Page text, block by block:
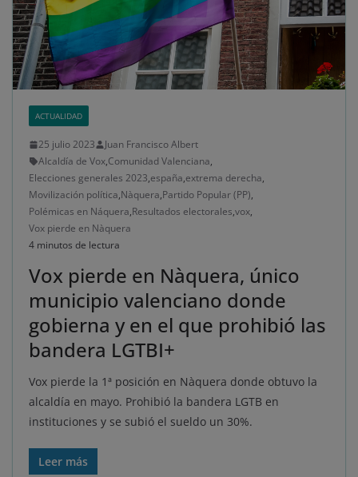
ACTUALIDAD
25 julio 2023
Juan Francisco Albert
Alcaldía de Vox,Comunidad Valenciana,
Elecciones generales 2023,españa,extrema derecha,
Movilización política,Nàquera,Partido Popular (PP),
Polémicas en Náquera,Resultados electorales,vox,
Vox pierde en Nàquera
4 minutos de lectura
Vox pierde en Nàquera, único
municipio valenciano donde
gobierna y en el que prohibió las
bandera LGTBI+
Vox pierde la 1ª posición en Nàquera donde obtuvo la
alcaldía en mayo. Prohibió la bandera LGTB en
instituciones y se subió el sueldo un 30%.
Leer más